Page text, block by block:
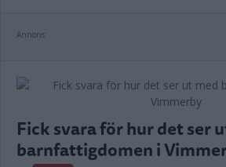
Annons:
Fick svara för hur det ser
barnfattigdomen i